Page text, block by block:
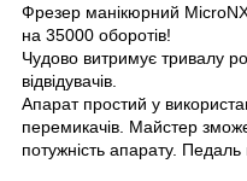
Фрезер манікюрний
на 35000 оборотів!
Чудово витримує тривалу
відвідувачів.
Апарат простий у
перемикачів. Майстер
потужність апарату.